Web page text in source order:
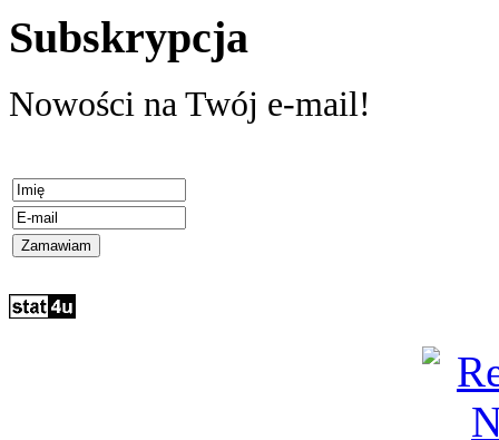
Subskrypcja
Nowości na Twój e-mail!